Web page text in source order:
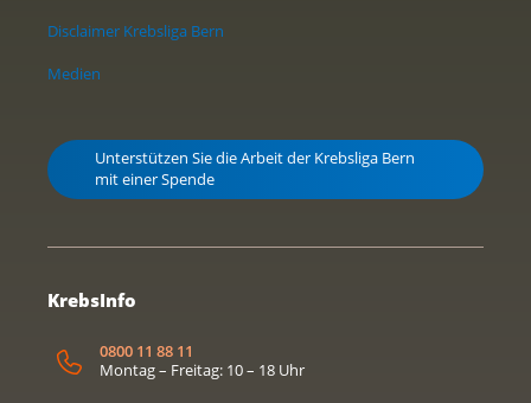
Disclaimer Krebsliga Bern
Medien
Unterstützen Sie die Arbeit der Krebsliga Bern
mit einer Spende
KrebsInfo
0800 11 88 11
Montag – Freitag: 10 – 18 Uhr